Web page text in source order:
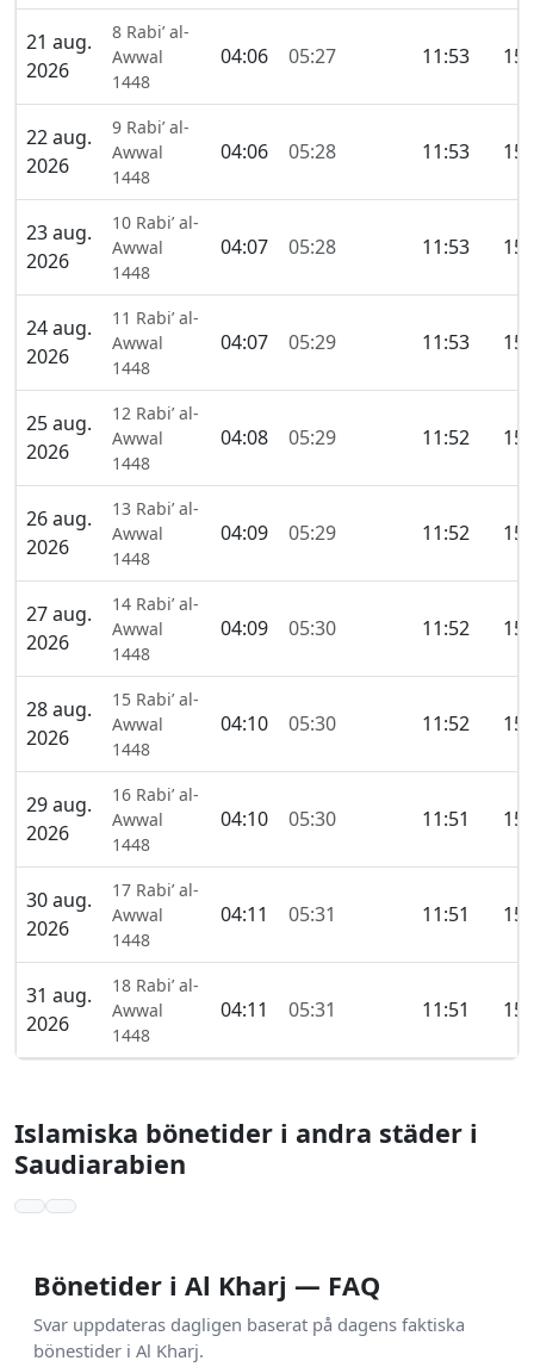
21 aug.
2026
8 Rabi’ al-
Awwal
1448
04:06 05:27 11:53
22 aug.
2026
9 Rabi’ al-
Awwal
1448
04:06 05:28 11:53
23 aug.
2026
10 Rabi’ al-
Awwal
1448
04:07 05:28 11:53
24 aug.
2026
11 Rabi’ al-
Awwal
1448
04:07 05:29 11:53
25 aug.
2026
12 Rabi’ al-
Awwal
1448
04:08 05:29 11:52
26 aug.
2026
13 Rabi’ al-
Awwal
1448
04:09 05:29 11:52
27 aug.
2026
14 Rabi’ al-
Awwal
1448
04:09 05:30 11:52
28 aug.
2026
15 Rabi’ al-
Awwal
1448
04:10 05:30 11:52
29 aug.
2026
16 Rabi’ al-
Awwal
1448
04:10 05:30 11:51
30 aug.
2026
17 Rabi’ al-
Awwal
1448
04:11 05:31 11:51
31 aug.
2026
18 Rabi’ al-
Awwal
1448
04:11 05:31 11:51
Islamiska bönetider i andra städer i
Saudiarabien
Bönetider i Al Kharj — FAQ
Svar uppdateras dagligen baserat på dagens faktiska
bönestider i Al Kharj.